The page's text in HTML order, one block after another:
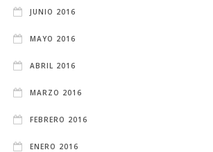
JUNIO 2016
MAYO 2016
ABRIL 2016
MARZO 2016
FEBRERO 2016
ENERO 2016